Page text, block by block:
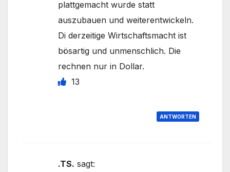
plattgemacht wurde statt
auszubauen und weiterentwickeln.
Di derzeitige Wirtschaftsmacht ist
bösartig und unmenschlich. Die
rechnen nur in Dollar.
13
ANTWORTEN
.TS. sagt: